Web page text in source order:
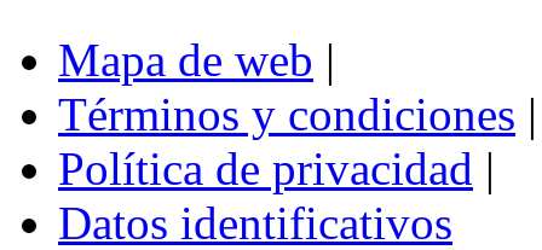
Mapa de web |
Términos y condiciones |
Política de privacidad |
Datos identificativos